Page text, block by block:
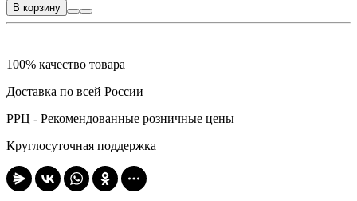
В корзину
100% качество товара
Доставка по всей России
РРЦ - Рекомендованные розничные цены
Круглосуточная поддержка